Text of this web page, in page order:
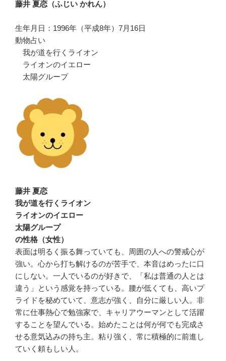
藤井 夏恋（ふじい かれん）
生年月日：1996年（平成8年）7月16日
動物占い
我が道を行くライオン
ライオンのイエロー
太陽グループ
藤井 夏恋
我が道を行くライオン
ライオンのイエロー
太陽グループ
の性格（女性）
表面は明るく振る舞っていても、周囲の人への警戒心が
強い。心から打ち解けるのが苦手で、本音はめったに口
にしない。一人でいるのが好きで、「私は普通の人とは
違う」という感覚を持っている。腰が低くても、高いプ
ライドを秘めていて、意志が強く、自分に厳しい人。非
常に仕事熱心で勉強家で、キャリアウーマンとして活躍
することを望んでいる。始めたことは何が何でも完成さ
せる意気込みの持ち主。粘り強く、常に積極的に前進し
ていく頼もしい人。